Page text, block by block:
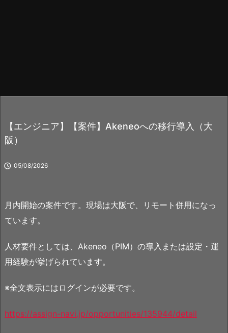
【エンジニア】【案件】Akeneoへの移行導入（大
阪）
 05/08/2026
月内開始の案件です。現場は大阪で、リモート併用になっ
ています。
人材要件としては、Akeneo（PIM）の導入または設定・運
用経験が挙げられています。
※全文表示にはログインが必要です。
https://assign-navi.jp/opportunities/135944/detail